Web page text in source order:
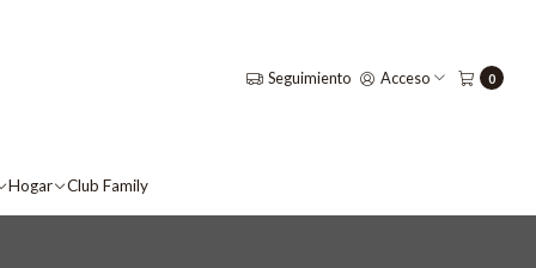
Seguimiento Acceso 0
Hogar Club Family